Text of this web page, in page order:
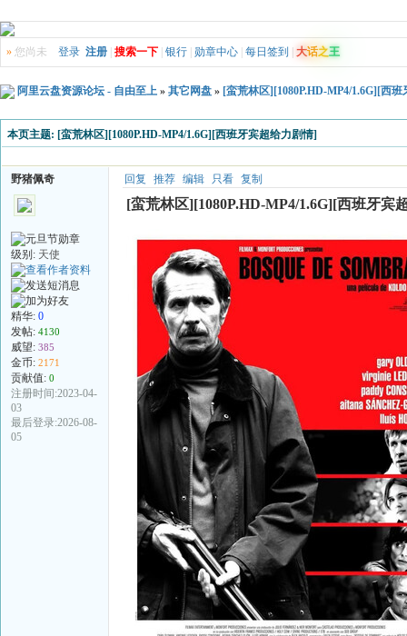
» 您尚未 登录 注册 搜索一下 银行 勋章中心 每日签到 大话之王
阿里云盘资源论坛 - 自由至上 » 其它网盘 » [蛮荒林区][1080P.HD-MP4/1.6G][西
本页主题: [蛮荒林区][1080P.HD-MP4/1.6G][西班牙宾超给力剧情]
野猪佩奇
级别: 天使
精华: 0
发帖: 4130
威望: 385
金币: 2171
贡献值: 0
注册时间:2023-04-
03
最后登录:2026-08-
05
回复 推荐 编辑 只看 复制
[蛮荒林区][1080P.HD-MP4/1.6G][西班牙宾